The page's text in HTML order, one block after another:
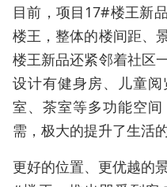
目前，项目17#楼王新
楼王，整体的楼间距、
楼王新品还紧邻着社区
设计有健身房、儿童
室、茶室等多功能空
需，极大的提升了生活的
更好的位置、更优越的